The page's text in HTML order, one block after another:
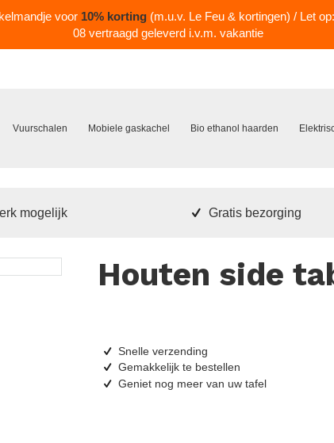
Vuurschalen Mobiele gaskachel Bio ethanol haarden
mogelijk Gratis bezorging
Houten side
Snelle verzending
Gemakkelijk te bestellen
Geniet nog meer van uw tafel
voor 10% korting (m.u.v. Le Feu & kortingen) / Let
08 vertraagd geleverd i.v.m. vakantie